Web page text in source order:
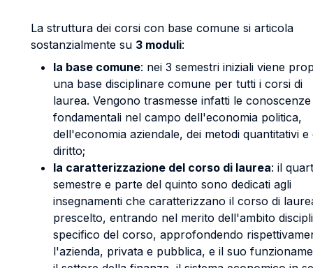
La struttura dei corsi con base comune si articola
sostanzialmente su 3 moduli:
la base comune: nei 3 semestri iniziali viene
una base disciplinare comune per tutti i corsi di
laurea. Vengono trasmesse infatti le conoscenze
fondamentali nel campo dell'economia politica,
dell'economia aziendale, dei metodi quantitativi e
diritto;
la caratterizzazione del corso di laurea: il
semestre e parte del quinto sono dedicati agli
insegnamenti che caratterizzano il corso di
prescelto, entrando nel merito dell'ambito
specifico del corso, approfondendo
l'azienda, privata e pubblica, e il suo